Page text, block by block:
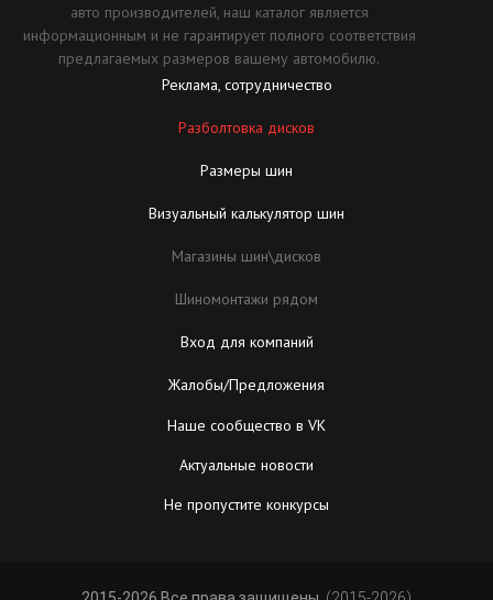
авто производителей, наш каталог является
информационным и не гарантирует полного соответствия
предлагаемых размеров вашему автомобилю.
Реклама, сотрудничество
Разболтовка дисков
Размеры шин
Визуальный калькулятор шин
Магазины шин\дисков
Шиномонтажи рядом
Вход для компаний
Жалобы/Предложения
Наше сообщество в VK
Актуальные новости
Не пропустите конкурсы